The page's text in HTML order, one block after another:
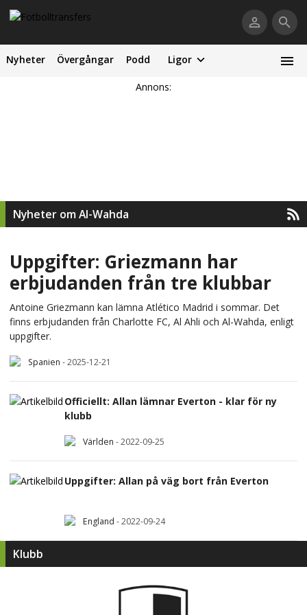
Nyheter Övergångar Podd Ligor
Annons:
Nyheter om Al-Wahda
Uppgifter: Griezmann har
erbjudanden från tre klubbar
Antoine Griezmann kan lämna Atlético Madrid i sommar. Det
finns erbjudanden från Charlotte FC, Al Ahli och Al-Wahda, enligt
uppgifter.
Spanien -2025-12-21
Officiellt: Allan lämnar Everton - klar för ny
klubb
Världen -2022-09-25
Uppgifter: Allan på väg bort från Everton
England -2022-09-24
Klubb